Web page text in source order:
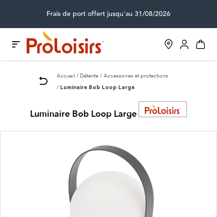
Frais de port offert jusqu'au 31/08/2026
Accueil Détente Accessoires et protections
Luminaire Bob Loop Large
Luminaire Bob Loop Large